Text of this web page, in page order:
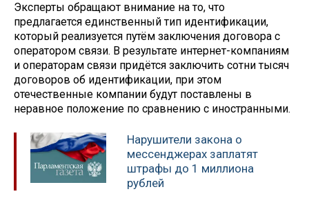
Эксперты обращают внимание на то, что
предлагается единственный тип идентификации,
который реализуется путём заключения договора с
оператором связи. В результате интернет-компаниям
и операторам связи придётся заключить сотни тысяч
договоров об идентификации, при этом
отечественные компании будут поставлены в
неравное положение по сравнению с иностранными.
Нарушители закона о
мессенджерах заплатят
штрафы до 1 миллиона
рублей